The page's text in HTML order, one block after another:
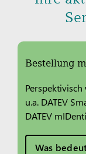
Bestellung
u.a. DATEV
DATEV
Was